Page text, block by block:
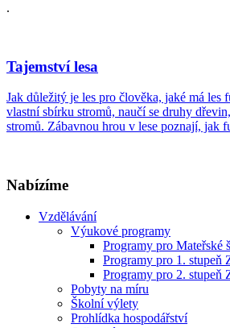
.
Tajemství lesa
Jak důležitý je les pro člověka, jaké má les
vlastní sbírku stromů, naučí se druhy
stromů. Zábavnou hrou v lese poznají, jak
Nabízíme
Vzdělávání
Výukové programy
Programy pro Mateřské
Programy pro 1. stupeň
Programy pro 2. stupeň
Pobyty na míru
Školní výlety
Prohlídka hospodářství